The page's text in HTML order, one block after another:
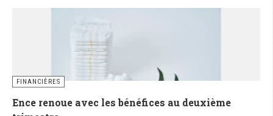
FINANCIÈRES
Ence renoue avec les bénéfices au deuxième